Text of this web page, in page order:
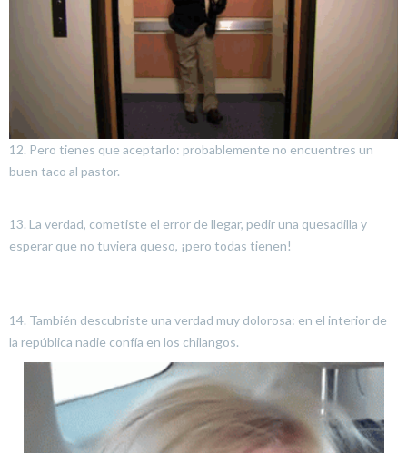
12. Pero tienes que aceptarlo: probablemente no encuentres un
buen taco al pastor.
13. La verdad, cometiste el error de llegar, pedir una quesadilla y
esperar que no tuviera queso, ¡pero todas tienen!
14. También descubriste una verdad muy dolorosa: en el interior de
la república nadie confía en los chilangos.